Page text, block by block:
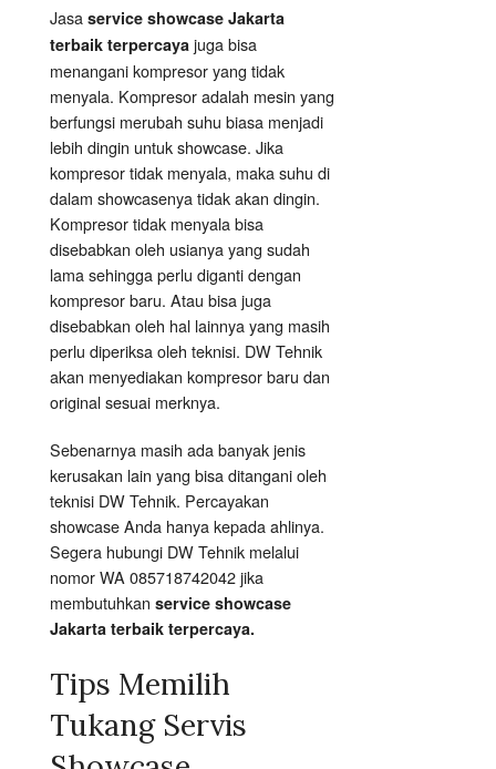
Jasa service showcase Jakarta
terbaik terpercaya juga bisa
menangani kompresor yang tidak
menyala. Kompresor adalah mesin yang
berfungsi merubah suhu biasa menjadi
lebih dingin untuk showcase. Jika
kompresor tidak menyala, maka suhu di
dalam showcasenya tidak akan dingin.
Kompresor tidak menyala bisa
disebabkan oleh usianya yang sudah
lama sehingga perlu diganti dengan
kompresor baru. Atau bisa juga
disebabkan oleh hal lainnya yang masih
perlu diperiksa oleh teknisi. DW Tehnik
akan menyediakan kompresor baru dan
original sesuai merknya.
Sebenarnya masih ada banyak jenis
kerusakan lain yang bisa ditangani oleh
teknisi DW Tehnik. Percayakan
showcase Anda hanya kepada ahlinya.
Segera hubungi DW Tehnik melalui
nomor WA 085718742042 jika
membutuhkan service showcase
Jakarta terbaik terpercaya.
Tips Memilih
Tukang Servis